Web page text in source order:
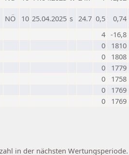
NÖ 10 25.04.2025 s 24.7 0,5 0,74
4 -16,8
0
1810
0
1808
0
1779
0
1758
0
1769
0
1769
in der nächsten Wertungsperiode.